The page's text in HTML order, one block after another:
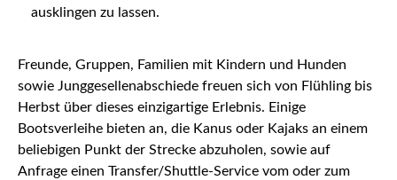
ausklingen zu lassen.
Freunde, Gruppen, Familien mit Kindern und Hunden
sowie Junggesellenabschiede freuen sich von Flühling bis
Herbst über dieses einzigartige Erlebnis. Einige
Bootsverleihe bieten an, die Kanus oder Kajaks an einem
beliebigen Punkt der Strecke abzuholen, sowie auf
Anfrage einen Transfer/Shuttle-Service vom oder zum